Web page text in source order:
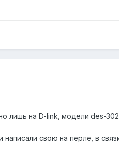
лишь на D-link, модели des-
свою на перле, в